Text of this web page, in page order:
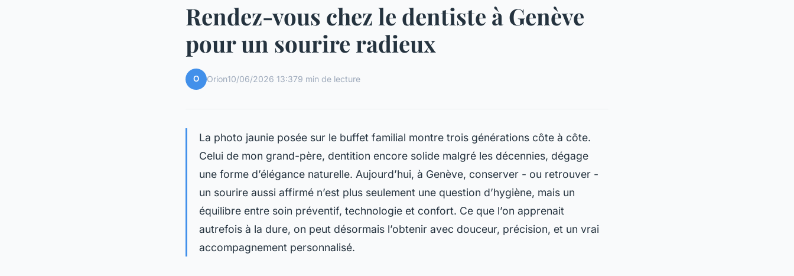
Rendez-vous chez le dentiste à Genève
pour un sourire radieux
O Orion10/06/2026 13:379 min de lecture
La photo jaunie posée sur le buffet familial montre trois générations côte à côte.
Celui de mon grand-père, dentition encore solide malgré les décennies, dégage
une forme d’élégance naturelle. Aujourd’hui, à Genève, conserver - ou retrouver -
un sourire aussi affirmé n’est plus seulement une question d’hygiène, mais un
équilibre entre soin préventif, technologie et confort. Ce que l’on apprenait
autrefois à la dure, on peut désormais l’obtenir avec douceur, précision, et un vrai
accompagnement personnalisé.